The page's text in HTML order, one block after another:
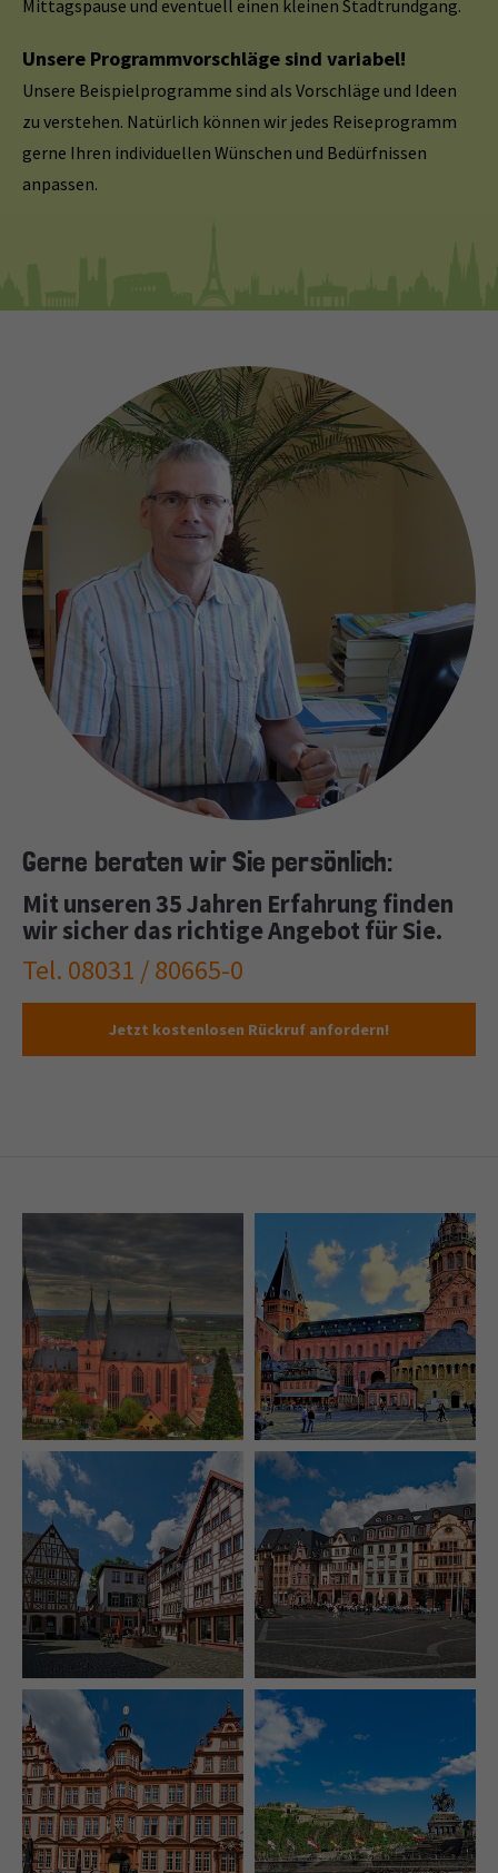
Mittagspause und eventuell einen kleinen Stadtrundgang.
Unsere Programmvorschläge sind variabel!
Unsere Beispielprogramme sind als Vorschläge und Ideen
zu verstehen. Natürlich können wir jedes Reiseprogramm
gerne Ihren individuellen Wünschen und Bedürfnissen
anpassen.
Gerne beraten wir Sie persönlich:
Mit unseren 35 Jahren Erfahrung finden
wir sicher das richtige Angebot für Sie.
Tel. 08031 / 80665-0
Jetzt kostenlosen Rückruf anfordern!